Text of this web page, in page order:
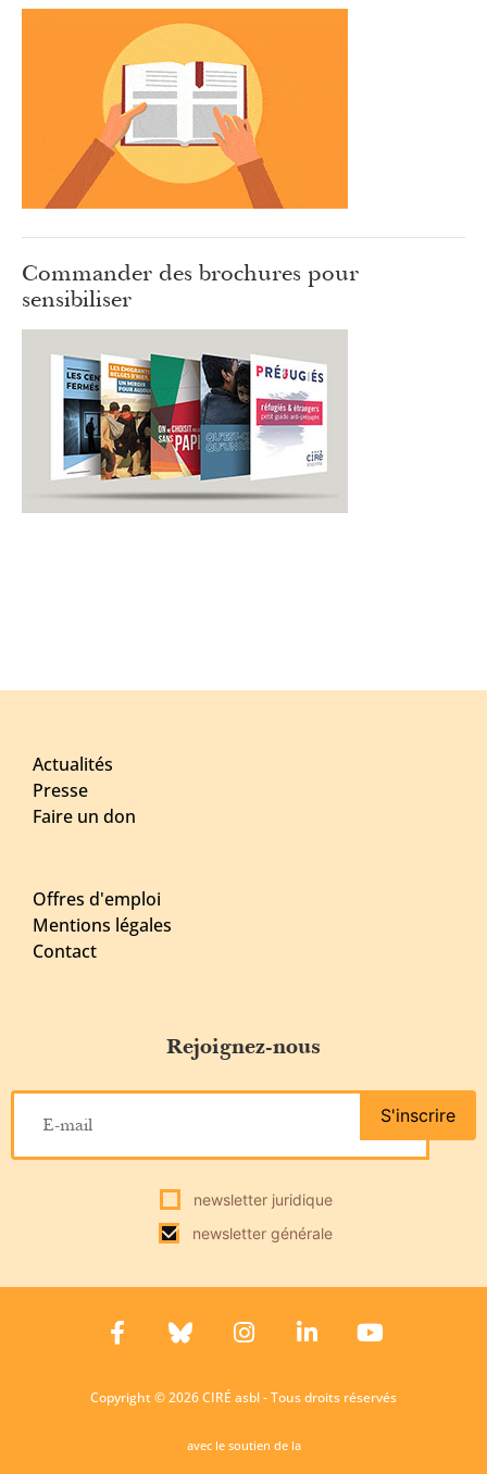
Commander des brochures pour
sensibiliser
Actualités
Presse
Faire un don
Offres d'emploi
Mentions légales
Contact
Rejoignez-nous
newsletter juridique
newsletter générale
S'inscrire
Copyright © 2026 CIRÉ asbl - Tous droits réservés
avec le soutien de la